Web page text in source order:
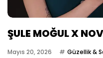
ŞULE MOĞUL X
Mayıs 20, 2026 Güzellik &